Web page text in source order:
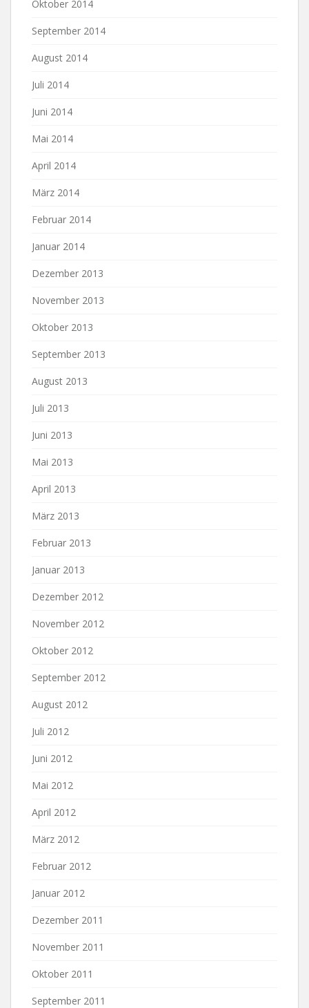
Oktober 2014
September 2014
August 2014
Juli 2014
Juni 2014
Mai 2014
April 2014
März 2014
Februar 2014
Januar 2014
Dezember 2013
November 2013
Oktober 2013
September 2013
August 2013
Juli 2013
Juni 2013
Mai 2013
April 2013
März 2013
Februar 2013
Januar 2013
Dezember 2012
November 2012
Oktober 2012
September 2012
August 2012
Juli 2012
Juni 2012
Mai 2012
April 2012
März 2012
Februar 2012
Januar 2012
Dezember 2011
November 2011
Oktober 2011
September 2011